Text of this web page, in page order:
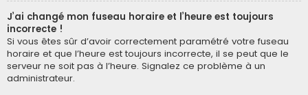
J’ai changé mon fuseau horaire et l’heure est toujours
incorrecte !
Si vous êtes sûr d’avoir correctement paramétré votre fuseau
horaire et que l’heure est toujours incorrecte, il se peut que le
serveur ne soit pas à l’heure. Signalez ce problème à un
administrateur.